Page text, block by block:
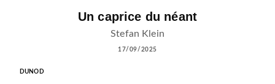
Un caprice du néant
Stefan Klein
17/09/2025
DUNOD